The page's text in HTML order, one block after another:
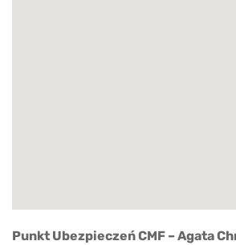
Punkt Ubezpieczeń CMF – Agata